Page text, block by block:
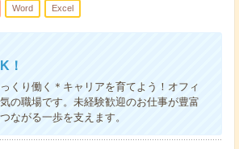
Word Excel
！
くり働く＊キャリアを育てよう！オフィ
の職場です。未経験歓迎のお仕事が豊富
ながる一歩を支えます。